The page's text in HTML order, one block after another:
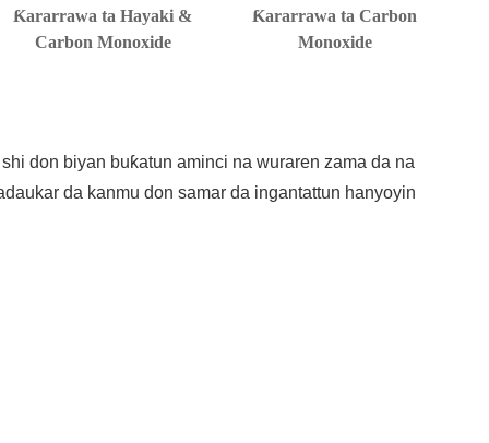
Ƙararrawa ta Hayaki &
Carbon Monoxide
Ƙararrawa ta Carbon
Monoxide
don biyan buƙatun aminci na wuraren zama da na
da kanmu don samar da ingantattun hanyoyin